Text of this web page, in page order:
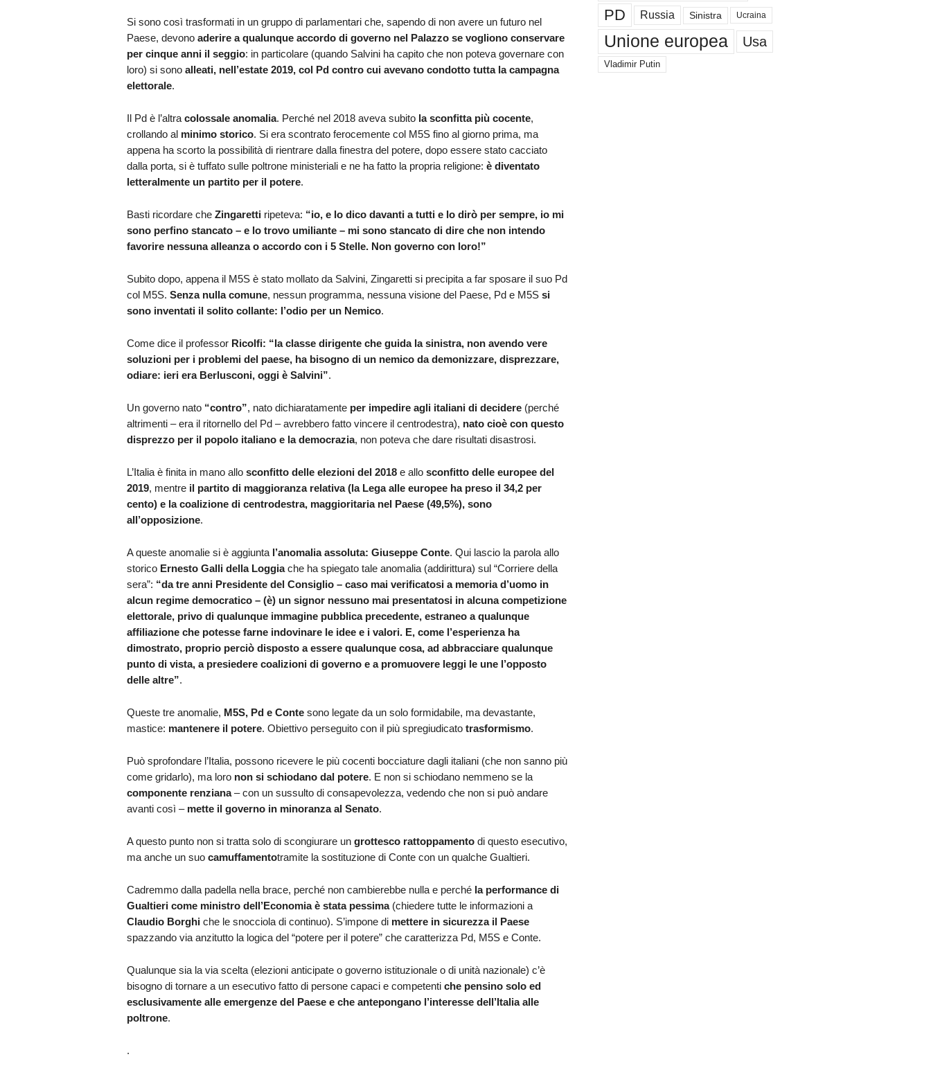
Si sono così trasformati in un gruppo di parlamentari che, sapendo di non avere un futuro nel
Paese, devono aderire a qualunque accordo di governo nel Palazzo se vogliono conservare
per cinque anni il seggio: in particolare (quando Salvini ha capito che non poteva governare con
loro) si sono alleati, nell’estate 2019, col Pd contro cui avevano condotto tutta la campagna
elettorale.
Il Pd è l’altra colossale anomalia. Perché nel 2018 aveva subito la sconfitta più cocente,
crollando al minimo storico. Si era scontrato ferocemente col M5S fino al giorno prima, ma
appena ha scorto la possibilità di rientrare dalla finestra del potere, dopo essere stato cacciato
dalla porta, si è tuffato sulle poltrone ministeriali e ne ha fatto la propria religione: è diventato
letteralmente un partito per il potere.
Basti ricordare che Zingarettiripeteva: “io, e lo dico davanti a tutti e lo dirò per sempre, io mi
sono perfino stancato – e lo trovo umiliante – mi sono stancato di dire che non intendo
favorire nessuna alleanza o accordo con i 5 Stelle. Non governo con loro!”
Subito dopo, appena il M5S è stato mollato da Salvini, Zingaretti si precipita a far sposare il suo Pd
col M5S. Senza nulla comune, nessun programma, nessuna visione del Paese, Pd e M5S si
sono inventati il solito collante: l’odio per un Nemico.
Come dice il professor Ricolfi: “la classe dirigente che guida la sinistra, non avendo vere
soluzioni per i problemi del paese, ha bisogno di un nemico da demonizzare, disprezzare,
odiare: ieri era Berlusconi, oggi è Salvini”.
Un governo nato “contro”, nato dichiaratamente per impedire agli italiani di decidere(perché
altrimenti – era il ritornello del Pd – avrebbero fatto vincere il centrodestra), nato cioè con questo
disprezzo per il popolo italiano e la democrazia, non poteva che dare risultati disastrosi.
L’Italia è finita in mano allo sconfitto delle elezioni del 2018e allo sconfitto delle europee del
2019, mentre il partito di maggioranza relativa (la Lega alle europee ha preso il 34,2 per
cento) e la coalizione di centrodestra, maggioritaria nel Paese (49,5%), sono
all’opposizione.
A queste anomalie si è aggiunta l’anomalia assoluta: Giuseppe Conte. Qui lascio la parola allo
storico Ernesto Galli della Loggiache ha spiegato tale anomalia (addirittura) sul “Corriere della
sera”: “da tre anni Presidente del Consiglio – caso mai verificatosi a memoria d’uomo in
alcun regime democratico – (è) un signor nessuno mai presentatosi in alcuna competizione
elettorale, privo di qualunque immagine pubblica precedente, estraneo a qualunque
affiliazione che potesse farne indovinare le idee e i valori. E, come l’esperienza ha
dimostrato, proprio perciò disposto a essere qualunque cosa, ad abbracciare qualunque
punto di vista, a presiedere coalizioni di governo e a promuovere leggi le une l’opposto
delle altre”.
Queste tre anomalie, M5S, Pd e Contesono legate da un solo formidabile, ma devastante,
mastice: mantenere il potere. Obiettivo perseguito con il più spregiudicato trasformismo.
Può sprofondare l’Italia, possono ricevere le più cocenti bocciature dagli italiani (che non sanno più
come gridarlo), ma loro non si schiodano dal potere. E non si schiodano nemmeno se la
componente renziana– con un sussulto di consapevolezza, vedendo che non si può andare
avanti così – mette il governo in minoranza al Senato.
A questo punto non si tratta solo di scongiurare un grottesco rattoppamentodi questo esecutivo,
ma anche un suo camuffamentotramite la sostituzione di Conte con un qualche Gualtieri.
Cadremmo dalla padella nella brace, perché non cambierebbe nulla e perché la performance di
Gualtieri come ministro dell’Economia è stata pessima(chiedere tutte le informazioni a
Claudio Borghiche le snocciola di continuo). S’impone di mettere in sicurezza il Paese
spazzando via anzitutto la logica del “potere per il potere” che caratterizza Pd, M5S e Conte.
Qualunque sia la via scelta (elezioni anticipate o governo istituzionale o di unità nazionale) c’è
bisogno di tornare a un esecutivo fatto di persone capaci e competenti che pensino solo ed
esclusivamente alle emergenze del Paese e che antepongano l’interesse dell’Italia alle
poltrone.
.
PD Russia Sinistra Ucraina
Unione europea Usa
Vladimir Putin